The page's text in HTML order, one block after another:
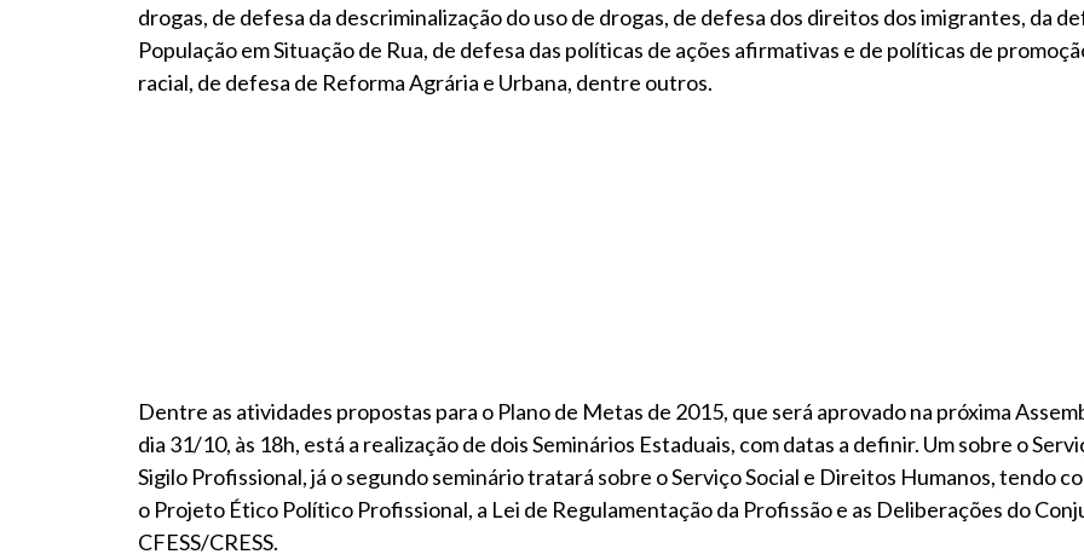
drogas, de defesa da descriminalização do uso de drogas, de defesa dos direitos dos imigrantes, da
População em Situação de Rua, de defesa das políticas de ações afirmativas e de políticas de
racial, de defesa de Reforma Agrária e Urbana, dentre outros.
Dentre as atividades propostas para o Plano de Metas de 2015, que será aprovado na próxima
dia 31/10, às 18h, está a realização de dois Seminários Estaduais, com datas a definir. Um sobre o
Sigilo Profissional, já o segundo seminário tratará sobre o Serviço Social e Direitos Humanos, tendo
o Projeto Ético Político Profissional, a Lei de Regulamentação da Profissão e as Deliberações do
CFESS/CRESS.